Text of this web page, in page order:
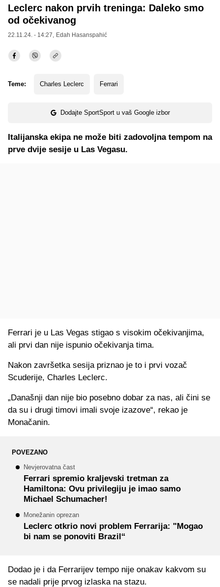
Leclerc nakon prvih treninga: Daleko smo
od očekivanog
22.11.24. - 14:27, Edah Hasanspahić
Teme: Charles Leclerc Ferrari
Dodajte SportSport u vaš Google izbor
Italijanska ekipa ne može biti zadovoljna tempom na
prve dvije sesije u Las Vegasu.
Ferrari je u Las Vegas stigao s visokim očekivanjima,
ali prvi dan nije ispunio očekivanja tima.
Nakon završetka sesija priznao je to i prvi vozač
Scuderije, Charles Leclerc.
„Današnji dan nije bio posebno dobar za nas, ali čini se
da su i drugi timovi imali svoje izazove“, rekao je
Monačanin.
POVEZANO
Nevjerovatna čast
Ferrari spremio kraljevski tretman za
Hamiltona: Ovu privilegiju je imao samo
Michael Schumacher!
Monežanin oprezan
Leclerc otkrio novi problem Ferrarija: "Mogao
bi nam se ponoviti Brazil“
Dodao je i da Ferrarijev tempo nije onakav kakvom su
se nadali prije prvog izlaska na stazu.